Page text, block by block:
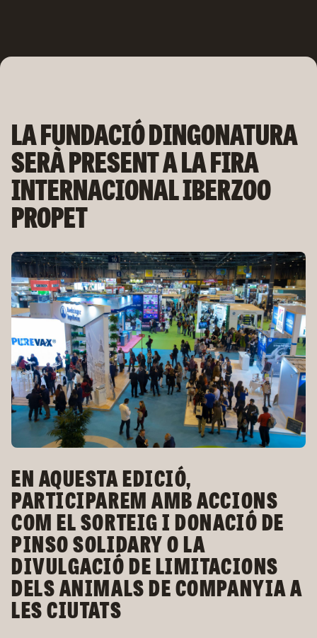
Skip
LA FUNDACIÓ DINGONATURA
SERÀ PRESENT A LA FIRA
INTERNACIONAL IBERZOO
PROPET
EN AQUESTA EDICIÓ,
PARTICIPAREM AMB ACCIONS
COM EL SORTEIG I DONACIÓ DE
PINSO SOLIDARY O LA
DIVULGACIÓ DE LIMITACIONS
DELS ANIMALS DE COMPANYIA A
LES CIUTATS